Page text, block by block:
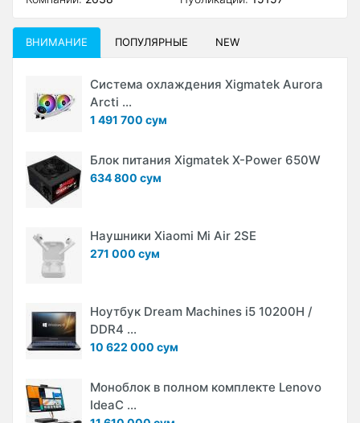
ВНИМАНИЕ ПОПУЛЯРНЫЕ NEW
Система охлаждения Xigmatek Aurora
Arcti ...
1 491 700 сум
Блок питания Xigmatek X-Power 650W
634 800 сум
Наушники Xiaomi Mi Air 2SE
271 000 сум
Ноутбук Dream Machines i5 10200H /
DDR4 ...
10 622 000 сум
Моноблок в полном комплекте Lenovo
IdeaC ...